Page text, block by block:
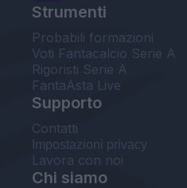
Strumenti
Probabili formazioni
Voti Fantacalcio Serie A
Rigoristi Serie A
FantaAsta Live
Supporto
Contatti
Impostazioni privacy
Lavora con noi
Chi siamo